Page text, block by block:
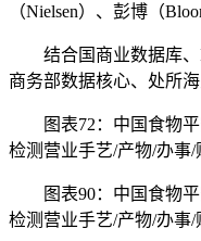
（Nielsen）、彭博（
结合国商业数据库、
商务部数据核心、处所
图表72：中国食物平
检测营业手艺/产物/办事/
图表90：中国食物平
检测营业手艺/产物/办事/